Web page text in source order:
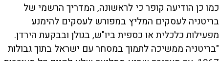
כמו כן הודיעה קופר כי לראשונה, המדריך הרשמי של
בריטניה לעסקים המליץ במפורש לעסקים להימנע
מפעילות כלכלית או כספית ביו"ש, בגולן ובבקעת הירדן.
"בריטניה ממשיכה לתמוך במסחר עם ישראל בתוך גבולות